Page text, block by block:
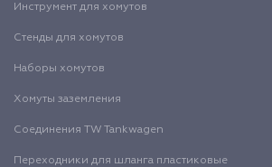
Инструмент для хомутов
Стенды для хомутов
Наборы хомутов
Хомуты заземления
Соединения TW Tankwagen
Переходники для шланга пластиковые